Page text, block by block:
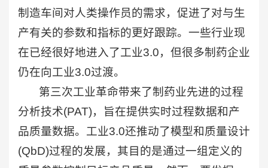
制造车间对人类操作员的需求，促进了对与生
产有关的参数和指标的更好跟踪。一些行业现
在已经很好地进入了工业3.0，但很多制药企业
仍在向工业3.0过渡。
第三次工业革命带来了制药业先进的过程
分析技术(PAT)，旨在提供实时过程数据和产
品质量数据。工业3.0还推动了模型和质量设计
(QbD)过程的发展，其目的是通过一组定义的